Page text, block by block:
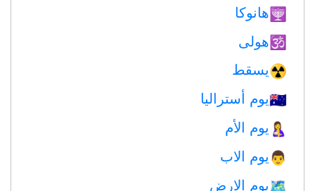
🕎هانوكا
🕉هولى
☢️يسقط
🇦🇺يوم أستراليا
🤱 يوم الأم
👨 يوم الاب
🗺️يوم الارض